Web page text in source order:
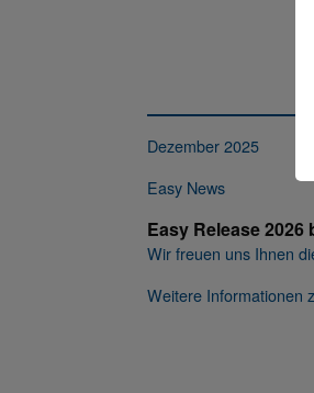
Dezember 2025
Easy News
Easy Release
Wir freuen uns Ihnen
Weitere Informationen